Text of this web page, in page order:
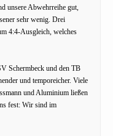
unsere Abwehrreihe gut,
sehr wenig. Drei
4:4-Ausgleich, welches
Schermbeck und den TB
und temporeicher. Viele
und Aluminium ließen
fest: Wir sind im